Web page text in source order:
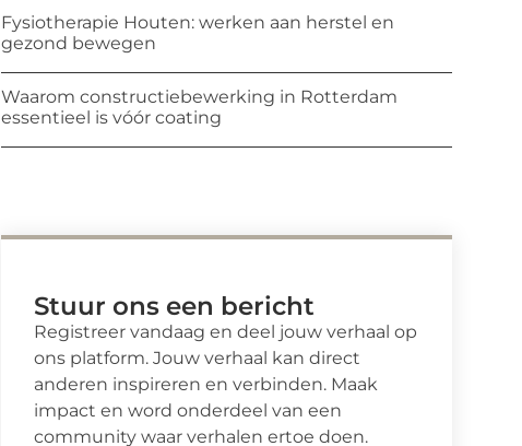
Fysiotherapie Houten: werken aan herstel en
gezond bewegen
Waarom constructiebewerking in Rotterdam
essentieel is vóór coating
Stuur ons een bericht
Registreer vandaag en deel jouw verhaal op
ons platform. Jouw verhaal kan direct
anderen inspireren en verbinden. Maak
impact en word onderdeel van een
community waar verhalen ertoe doen.